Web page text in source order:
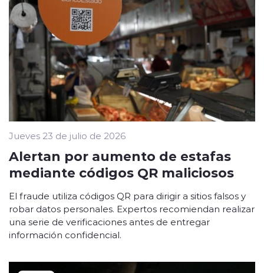
Jueves 23 de julio de 2026
Alertan por aumento de estafas
mediante códigos QR maliciosos
El fraude utiliza códigos QR para dirigir a sitios falsos y
robar datos personales. Expertos recomiendan realizar
una serie de verificaciones antes de entregar
información confidencial.